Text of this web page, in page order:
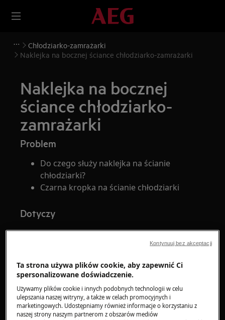
Chłodziarko-zamrażarki
Naklejka na bocznej ściance chłodziarko-zamrażarki
Naklejka na bocznej
ściance chłodziarko-
zamrażarki
Problem
Do czego służy naklejka na ścianie
chłodziarki?
Czarna kropka na ścianie chłodziarki
Dotyczy
Chłodziarko-zamrażarki
Naklejka kontrolna w chłodziarko-
zamrażarce – co oznacza?
Niektóre modele lodówek i chłodziarko-
Ta strona używa plików cookie, aby zapewnić Ci
spersonalizowane doświadczenie.
Używamy plików cookie i innych podobnych technologii w celu
ulepszania naszej witryny, a także w celach promocyjnych i
marketingowych. Udostępniamy również informacje o korzystaniu z
naszej strony naszym partnerom z obszarów mediów
Kontynuuj bez akceptacji